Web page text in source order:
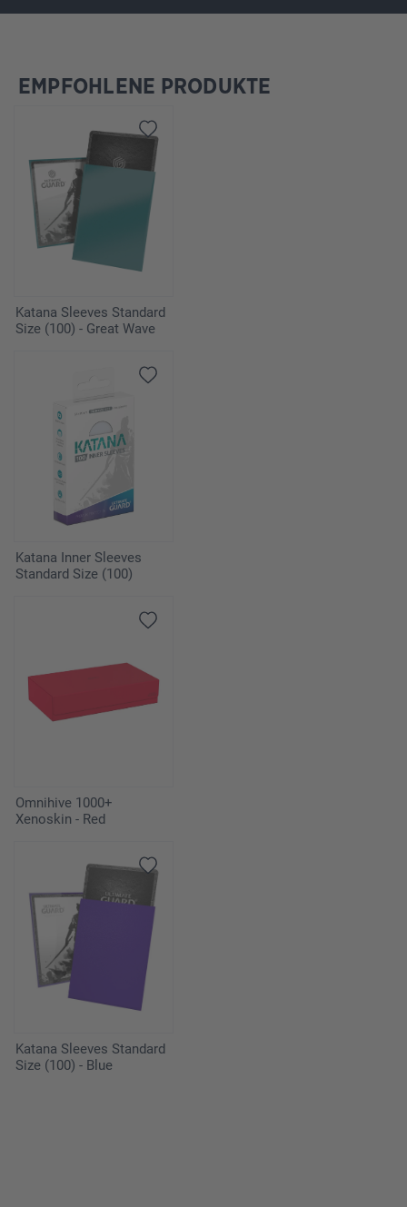
Produktgalerie überspringen
EMPFOHLENE PRODUKTE
Katana Sleeves Standard
Size (100) - Great Wave
Katana Inner Sleeves
Standard Size (100)
Omnihive 1000+
Xenoskin - Red
Katana Sleeves Standard
Size (100) - Blue